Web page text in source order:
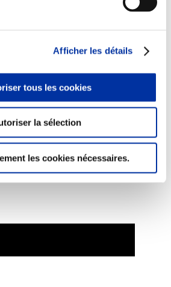
Afficher les détails
tous les cookies
la sélection
les cookies nécessaires.